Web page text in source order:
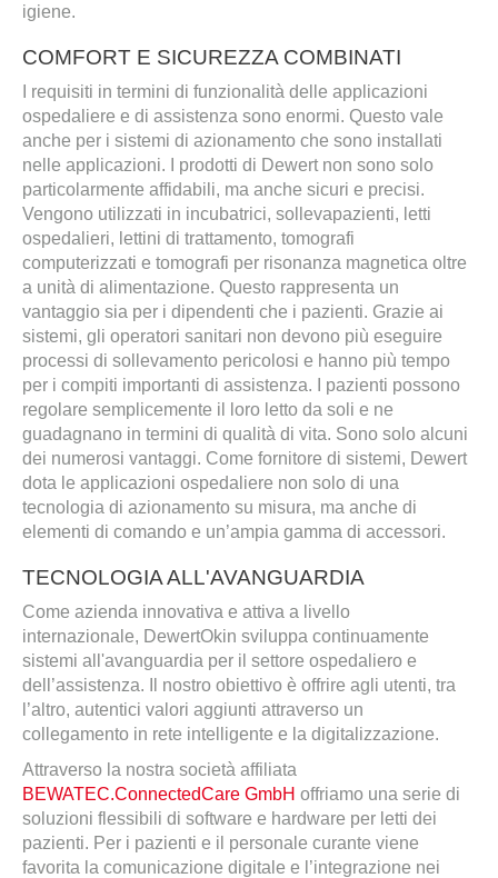
igiene.
COMFORT E SICUREZZA COMBINATI
I requisiti in termini di funzionalità delle applicazioni
ospedaliere e di assistenza sono enormi. Questo vale
anche per i sistemi di azionamento che sono installati
nelle applicazioni. I prodotti di Dewert non sono solo
particolarmente affidabili, ma anche sicuri e precisi.
Vengono utilizzati in incubatrici, sollevapazienti, letti
ospedalieri, lettini di trattamento, tomografi
computerizzati e tomografi per risonanza magnetica oltre
a unità di alimentazione. Questo rappresenta un
vantaggio sia per i dipendenti che i pazienti. Grazie ai
sistemi, gli operatori sanitari non devono più eseguire
processi di sollevamento pericolosi e hanno più tempo
per i compiti importanti di assistenza. I pazienti possono
regolare semplicemente il loro letto da soli e ne
guadagnano in termini di qualità di vita. Sono solo alcuni
dei numerosi vantaggi. Come fornitore di sistemi, Dewert
dota le applicazioni ospedaliere non solo di una
tecnologia di azionamento su misura, ma anche di
elementi di comando e un’ampia gamma di accessori.
TECNOLOGIA ALL'AVANGUARDIA
Come azienda innovativa e attiva a livello
internazionale, DewertOkin sviluppa continuamente
sistemi all'avanguardia per il settore ospedaliero e
dell’assistenza. Il nostro obiettivo è offrire agli utenti, tra
l’altro, autentici valori aggiunti attraverso un
collegamento in rete intelligente e la digitalizzazione.
Attraverso la nostra società affiliata
BEWATEC.ConnectedCare GmbH offriamo una serie di
soluzioni flessibili di software e hardware per letti dei
pazienti. Per i pazienti e il personale curante viene
favorita la comunicazione digitale e l’integrazione nei